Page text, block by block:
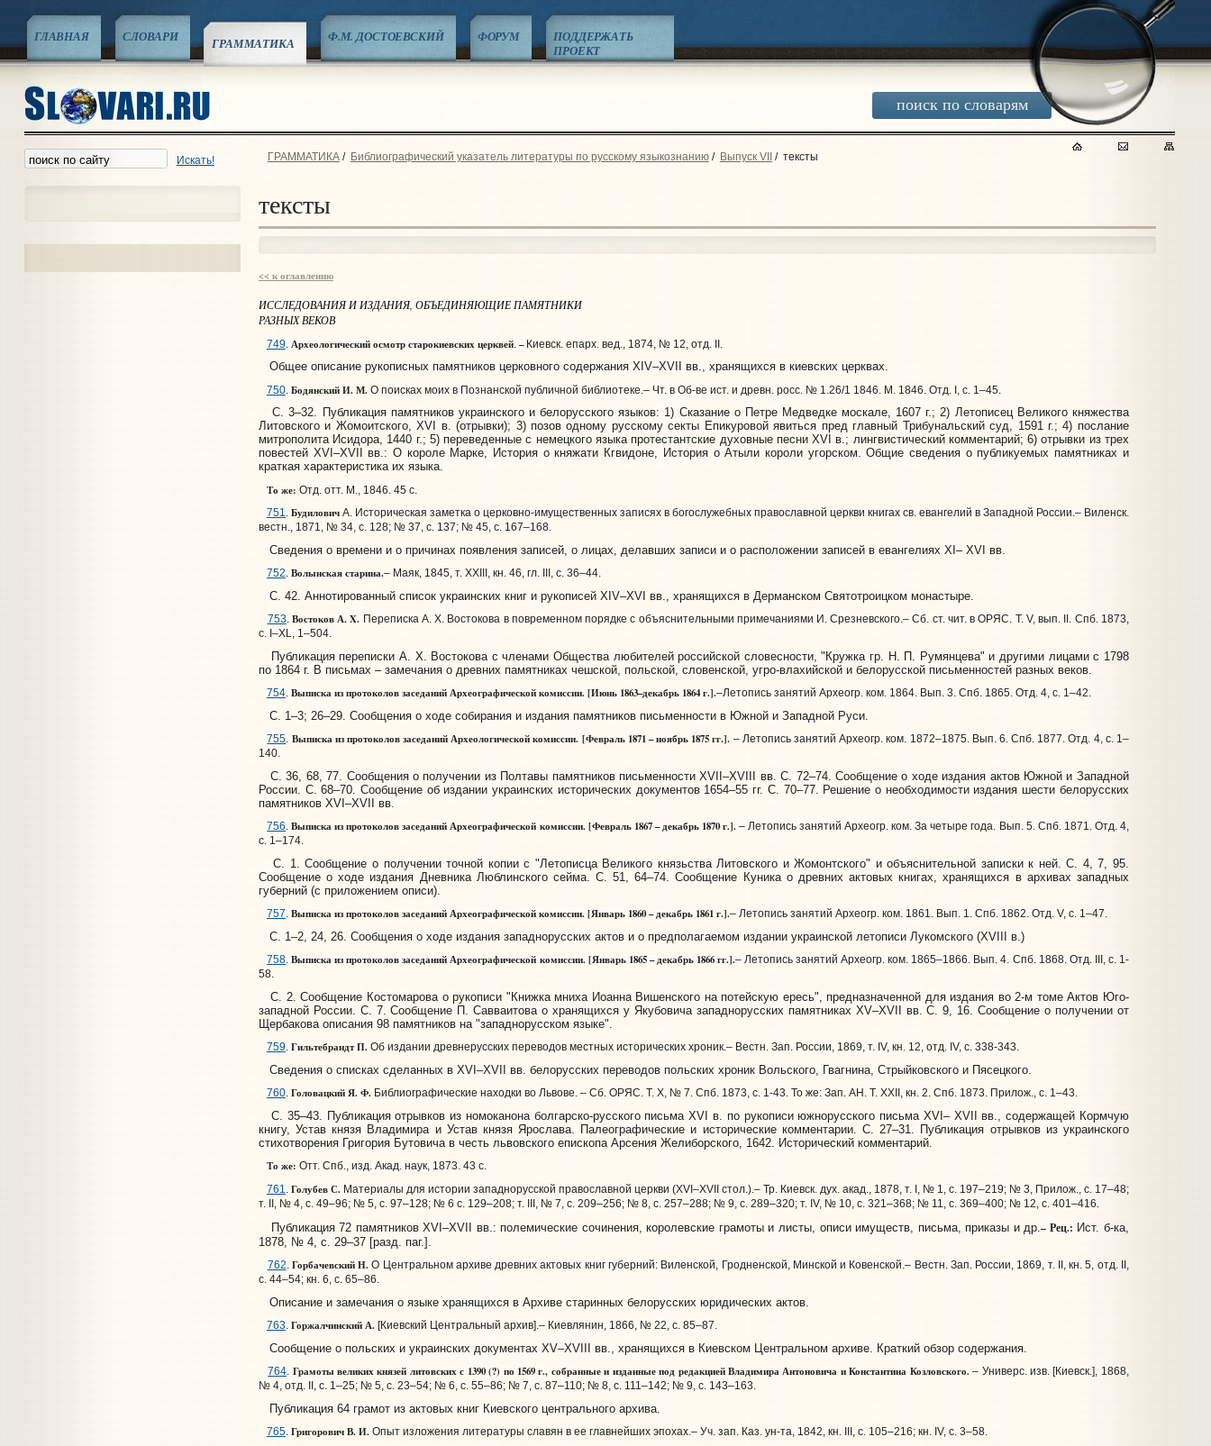
поиск по словарям
ГЛАВНАЯ СЛОВАРИ ГРАММАТИКА Ф.М. ДОСТОЕВСКИЙ ФОРУМ
ПОДДЕРЖАТЬ
ПРОЕКТ
Искать! ГРАММАТИКА/ Библиографический указатель литературы по русскому языкознанию/ Выпуск VII / тексты
тексты
<< к оглавлению
ИССЛЕДОВАНИЯ И ИЗДАНИЯ, ОБЪЕДИНЯЮЩИЕ ПАМЯТНИКИ
РАЗНЫХ ВЕКОВ
749. Археологический осмотр старокиевских церквей. –Киевск. епарх. вед., 1874, № 12, отд. II.
Общее описание рукописных памятников церковного содержания XIV–XVII вв., хранящихся в киевских церквах.
750. Бодянский И. М. О поисках моих в Познанской публичной библиотеке.– Чт. в Об-ве ист. и древн. росс. № 1.26/1 1846. М. 1846. Отд. I, с. 1–45.
С. 3–32. Публикация памятников украинского и белорусского языков: 1) Сказание о Петре Медведке москале, 1607 г.; 2) Летописец Великого княжества
Литовского и Жомоитского, XVI в. (отрывки); 3) позов одному русскому секты Епикуровой явиться пред главный Трибунальский суд, 1591 г.; 4) послание
митрополита Исидора, 1440 г.; 5) переведенные с немецкого языка протестантские духовные песни XVI в.; лингвистический комментарий; 6) отрывки из трех
повестей XVI–XVII вв.: О короле Марке, История о княжати Кгвидоне, История о Атыли короли угорском. Общие сведения о публикуемых памятниках и
краткая характеристика их языка.
То же: Отд. отт. М., 1846. 45 с.
751.БудиловичА. Историческая заметка о церковно-имущественных записях в богослужебных православной церкви книгах св. евангелий в Западной России.– Виленск.
вестн., 1871, № 34, с. 128; № 37, с. 137; № 45, с. 167–168.
Сведения о времени и о причинах появления записей, о лицах, делавших записи и о расположении записей в евангелиях XI– XVI вв.
752.Волынская старина.– Маяк, 1845, т. XXIII, кн. 46, гл. III, с. 36–44.
С. 42. Аннотированный список украинских книг и рукописей XIV–XVI вв., хранящихся в Дерманском Святотроицком монастыре.
753.Востоков А. X. Переписка А. X. Востокова в повременном порядке с объяснительными примечаниями И. Срезневского.– Сб. ст. чит. в ОРЯС. Т. V, вып. II. Спб. 1873,
с. I–XL, 1–504.
Публикация переписки А. X. Востокова с членами Общества любителей российской словесности, "Кружка гр. Н. П. Румянцева" и другими лицами с 1798
по 1864 г. В письмах – замечания о древних памятниках чешской, польской, словенской, угро-влахийской и белорусской письменностей разных веков.
754. Выписка из протоколов заседаний Археографической комиссии. [Июнь 1863–декабрь 1864 г.].–Летопись занятий Археогр. ком. 1864. Вып. 3. Спб. 1865. Отд. 4, с. 1–42.
С. 1–3; 26–29. Сообщения о ходе собирания и издания памятников письменности в Южной и Западной Руси.
755. Выписка из протоколов заседаний Археологической комиссии. [Февраль 1871 – ноябрь 1875 гг.]. – Летопись занятий Археогр. ком. 1872–1875. Вып. 6. Спб. 1877. Отд. 4, с. 1–
140.
С. 36, 68, 77. Сообщения о получении из Полтавы памятников письменности XVII–XVIII вв. С. 72–74. Сообщение о ходе издания актов Южной и Западной
России. С. 68–70. Сообщение об издании украинских исторических документов 1654–55 гг. С. 70–77. Решение о необходимости издания шести белорусских
памятников XVI–XVII вв.
756. Выписка из протоколов заседаний Археографической комиссии. [Февраль 1867 – декабрь 1870 г.].– Летопись занятий Археогр. ком. За четыре года. Вып. 5. Спб. 1871. Отд. 4,
с. 1–174.
С. 1. Сообщение о получении точной копии с "Летописца Великого князьства Литовского и Жомонтского" и объяснительной записки к ней. С. 4, 7, 95.
Сообщение о ходе издания Дневника Люблинского сейма. С. 51, 64–74. Сообщение Куника о древних актовых книгах, хранящихся в архивах западных
губерний (с приложением описи).
757. Выписка из протоколов заседаний Археографической комиссии. [Январь 1860 – декабрь 1861 г.].– Летопись занятий Археогр. ком. 1861. Вып. 1. Спб. 1862. Отд. V, с. 1–47.
С. 1–2, 24, 26. Сообщения о ходе издания западнорусских актов и о предполагаемом издании украинской летописи Лукомского (XVIII в.)
758. Выписка из протоколов заседаний Археографической комиссии. [Январь 1865 – декабрь 1866 гг.].– Летопись занятий Археогр. ком. 1865–1866. Вып. 4. Спб. 1868. Отд. III, с. 1-
58.
С. 2. Сообщение Костомарова о рукописи "Книжка мниха Иоанна Вишенского на потейскую ересь", предназначенной для издания во 2-м томе Актов Юго-
западной России. С. 7. Сообщение П. Савваитова о хранящихся у Якубовича западнорусских памятниках XV–XVII вв. С. 9, 16. Сообщение о получении от
Щербакова описания 98 памятников на "западнорусском языке".
759.Гильтебрандт П.Об издании древнерусских переводов местных исторических хроник.– Вестн. Зап. России, 1869, т. IV, кн. 12, отд. IV, с. 338-343.
Сведения о списках сделанных в XVI–XVII вв. белорусских переводов польских хроник Вольского, Гвагнина, Стрыйковского и Пясецкого.
760.Головацкий Я. Ф.Библиографические находки во Львове. – Сб. ОРЯС. Т. X, № 7. Спб. 1873, с. 1-43. То же: Зап. АН. Т. XXII, кн. 2. Спб. 1873. Прилож., с. 1–43.
С. 35–43. Публикация отрывков из номоканона болгарско-русского письма XVI в. по рукописи южнорусского письма XVI– XVII вв., содержащей Кормчую
книгу, Устав князя Владимира и Устав князя Ярослава. Палеографические и исторические комментарии. С. 27–31. Публикация отрывков из украинского
стихотворения Григория Бутовича в честь львовского епископа Арсения Желиборского, 1642. Исторический комментарий.
То же: Отт. Спб., изд. Акад. наук, 1873. 43 с.
761.Голубев С.Материалы для истории западнорусской православной церкви (XVI–XVII стол.).– Тр. Киевск. дух. акад., 1878, т. I, № 1, с. 197–219; № 3, Прилож., с. 17–48;
т. II, № 4, с. 49–96; № 5, с. 97–128; № 6 с. 129–208; т. III, № 7, с. 209–256; № 8, с. 257–288; № 9, с. 289–320; т. IV, № 10, с. 321–368; № 11, с. 369–400; № 12, с. 401–416.
Публикация 72 памятников XVI–XVII вв.: полемические сочинения, королевские грамоты и листы, описи имуществ, письма, приказы и др.– Рец.: Ист. б-ка,
1878, № 4, с. 29–37 [разд. паг.].
762.Горбачевский Н. О Центральном архиве древних актовых книг губерний: Виленской, Гродненской, Минской и Ковенской.– Вестн. Зап. России, 1869, т. II, кн. 5, отд. II,
с. 44–54; кн. 6, с. 65–86.
Описание и замечания о языке хранящихся в Архиве старинных белорусских юридических актов.
763.Горжалчинский А.[Киевский Центральный архив].– Киевлянин, 1866, № 22, с. 85–87.
Сообщение о польских и украинских документах XV–XVIII вв., хранящихся в Киевском Центральном архиве. Краткий обзор содержания.
764. Грамоты великих князей литовских с 1390 (?) по 1569 г., собранные и изданные под редакцией Владимира Антоновича и Константина Козловского.– Универс. изв. [Киевск.], 1868,
№ 4, отд. II, с. 1–25; № 5, с. 23–54; № 6, с. 55–86; № 7, с. 87–110; № 8, с. 111–142; № 9, с. 143–163.
Публикация 64 грамот из актовых книг Киевского центрального архива.
765.Григорович В. И.Опыт изложения литературы славян в ее главнейших эпохах.– Уч. зап. Каз. ун-та, 1842, кн. III, с. 105–216; кн. IV, с. 3–58.